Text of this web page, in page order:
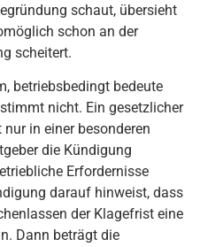
schaut, übersieht
schon an der
scheitert.
betriebsbedingt bedeute
nicht. Ein gesetzlicher
in einer besonderen
die Kündigung
Erfordernisse
darauf hinweist, dass
der Klagefrist eine
Dann beträgt die